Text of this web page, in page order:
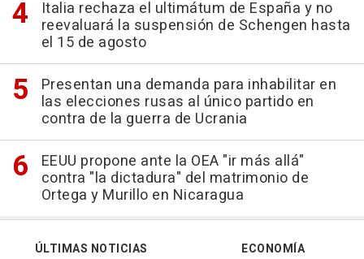
Italia rechaza el ultimátum de España y no
reevaluará la suspensión de Schengen hasta
el 15 de agosto
Presentan una demanda para inhabilitar en
las elecciones rusas al único partido en
contra de la guerra de Ucrania
EEUU propone ante la OEA "ir más allá"
contra "la dictadura" del matrimonio de
Ortega y Murillo en Nicaragua
ÚLTIMAS NOTICIAS
ECONOMÍA